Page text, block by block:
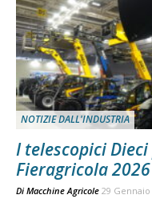
NOTIZIE DALL'INDUSTRIA
I telescopici
Fieragricola 2026
Di Macchine Agricole 29 Gennaio